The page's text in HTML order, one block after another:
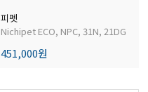
피펫
Nichipet ECO, NPC, 31N, 21DG
451,000원